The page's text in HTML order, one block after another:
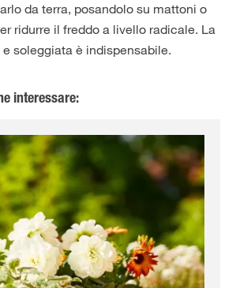
da terra, posandolo su mattoni o
ridurre il freddo a livello radicale. La
soleggiata è indispensabile.
interessare: